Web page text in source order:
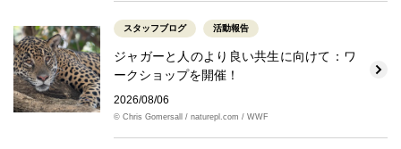
スタッフブログ 活動報告
ジャガーと人のより良い共生に向けて：ワ
ークショップを開催！
2026/08/06
© Chris Gomersall / naturepl.com / WWF